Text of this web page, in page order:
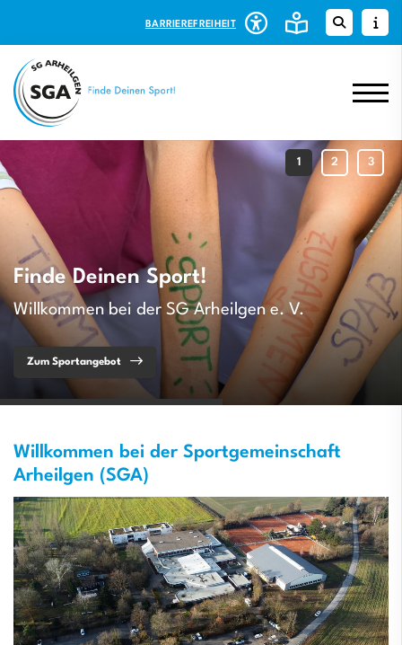
BARRIEREFREIHEIT
Finde Deinen Sport!
Willkommen bei der SG Arheilgen e. V.
Zum Sportangebot
Willkommen bei der Sportgemeinschaft
Arheilgen (SGA)